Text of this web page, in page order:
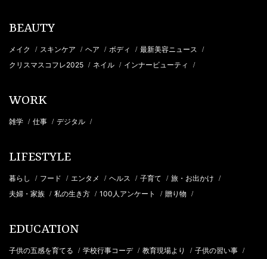
BEAUTY
メイク / スキンケア / ヘア / ボディ / 最新美容ニュース /
クリスマスコフレ2025 / ネイル / インナービューティ /
WORK
雑学 / 仕事 / デジタル /
LIFESTYLE
暮らし / フード / エンタメ / ヘルス / 子育て / 旅・お出かけ /
夫婦・家族 / 私の生き方 / 100人アンケート / 贈り物 /
EDUCATION
子供の五感を育てる / 学校行事コーデ / 教育現場より / 子供の習い事 /